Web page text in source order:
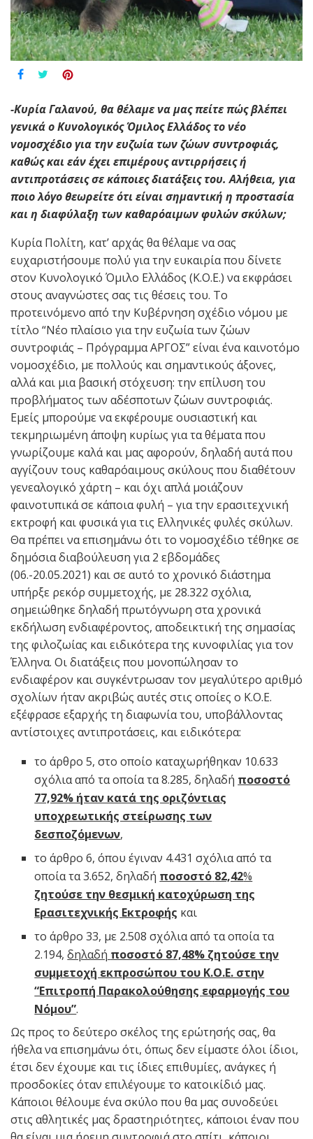
-Κυρία Γαλανού, θα θέλαμε να μας πείτε πώς βλέπει
γενικά ο Κυνολογικός Όμιλος Ελλάδος το νέο
νομοσχέδιο για την ευζωία των ζώων συντροφιάς,
καθώς και εάν έχει επιμέρους αντιρρήσεις ή
αντιπροτάσεις σε κάποιες διατάξεις του. Αλήθεια, για
ποιο λόγο θεωρείτε ότι είναι σημαντική η προστασία
και η διαφύλαξη των καθαρόαιμων φυλών σκύλων;
Κυρία Πολίτη, κατ’ αρχάς θα θέλαμε να σας
ευχαριστήσουμε πολύ για την ευκαιρία που δίνετε
στον Κυνολογικό Όμιλο Ελλάδος (Κ.Ο.Ε.) να εκφράσει
στους αναγνώστες σας τις θέσεις του. Το
προτεινόμενο από την Κυβέρνηση σχέδιο νόμου με
τίτλο “Νέο πλαίσιο για την ευζωία των ζώων
συντροφιάς – Πρόγραμμα AΡΓΟΣ” είναι ένα καινοτόμο
νομοσχέδιο, με πολλούς και σημαντικούς άξονες,
αλλά και μια βασική στόχευση: την επίλυση του
προβλήματος των αδέσποτων ζώων συντροφιάς.
Εμείς μπορούμε να εκφέρουμε ουσιαστική και
τεκμηριωμένη άποψη κυρίως για τα θέματα που
γνωρίζουμε καλά και μας αφορούν, δηλαδή αυτά που
αγγίζουν τους καθαρόαιμους σκύλους που διαθέτουν
γενεαλογικό χάρτη – και όχι απλά μοιάζουν
φαινοτυπικά σε κάποια φυλή – για την ερασιτεχνική
εκτροφή και φυσικά για τις Ελληνικές φυλές σκύλων.
Θα πρέπει να επισημάνω ότι το νομοσχέδιο τέθηκε σε
δημόσια διαβούλευση για 2 εβδομάδες
(06.-20.05.2021) και σε αυτό το χρονικό διάστημα
υπήρξε ρεκόρ συμμετοχής, με 28.322 σχόλια,
σημειώθηκε δηλαδή πρωτόγνωρη στα χρονικά
εκδήλωση ενδιαφέροντος, αποδεικτική της σημασίας
της φιλοζωίας και ειδικότερα της κυνοφιλίας για τον
Έλληνα. Οι διατάξεις που μονοπώλησαν το
ενδιαφέρον και συγκέντρωσαν τον μεγαλύτερο αριθμό
σχολίων ήταν ακριβώς αυτές στις οποίες ο Κ.Ο.Ε.
εξέφρασε εξαρχής τη διαφωνία του, υποβάλλοντας
αντίστοιχες αντιπροτάσεις, και ειδικότερα:
το άρθρο 5, στο οποίο καταχωρήθηκαν 10.633
σχόλια από τα οποία τα 8.285, δηλαδή ποσοστό
77,92% ήταν κατά της οριζόντιας
υποχρεωτικής στείρωσης των
δεσποζόμενων,
το άρθρο 6, όπου έγιναν 4.431 σχόλια από τα
οποία τα 3.652, δηλαδή ποσοστό 82,42%
ζητούσε την θεσμική κατοχύρωση της
Ερασιτεχνικής Εκτροφής και
το άρθρο 33, με 2.508 σχόλια από τα οποία τα
2.194,δηλαδή ποσοστό 87,48% ζητούσε την
συμμετοχή εκπροσώπου του Κ.Ο.Ε. στην
“Επιτροπή Παρακολούθησης εφαρμογής του
Νόμου”.
Ως προς το δεύτερο σκέλος της ερώτησής σας, θα
ήθελα να επισημάνω ότι, όπως δεν είμαστε όλοι ίδιοι,
έτσι δεν έχουμε και τις ίδιες επιθυμίες, ανάγκες ή
προσδοκίες όταν επιλέγουμε το κατοικίδιό μας.
Κάποιοι θέλουμε ένα σκύλο που θα μας συνοδεύει
στις αθλητικές μας δραστηριότητες, κάποιοι έναν που